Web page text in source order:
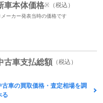
車本体価格※ （税込）
ーカー発表当時の価格です
古車支払総額 （税込）
古車の買取価格・査定相場を調
る